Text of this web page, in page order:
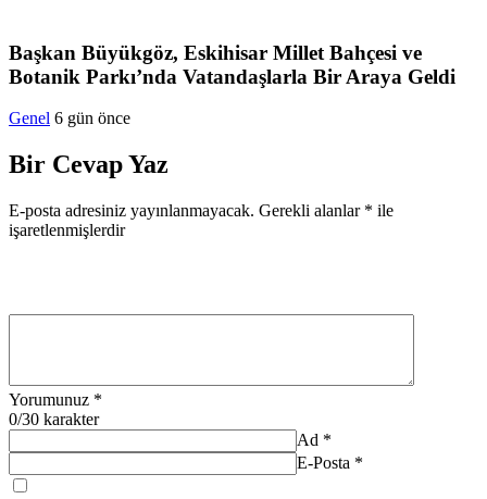
Başkan Büyükgöz, Eskihisar Millet Bahçesi ve
Botanik Parkı’nda Vatandaşlarla Bir Araya Geldi
Genel 6 gün önce
Bir Cevap Yaz
E-posta adresiniz yayınlanmayacak. Gerekli alanlar * ile
işaretlenmişlerdir
Yorumunuz *
0/30 karakter
Ad *
E-Posta *